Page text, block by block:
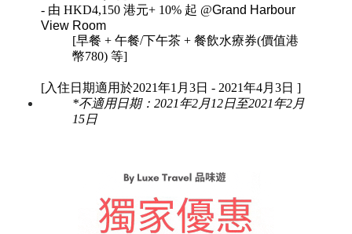
- 由 HKD4,150 港元+ 10% 起 @Grand Harbour
View Room
[早餐 +午餐/下午茶 +餐飲水療券(價值港
幣780) 等]
[入住日期適用於2021年1月3日 - 2021年4月3日 ]
*不適用日期：2021年2月12日至2021年2月
15日